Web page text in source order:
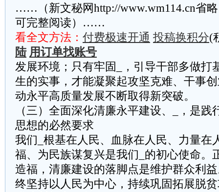
……（新文秘网http://www.wm114.cn省
可完整阅读）……
看全文方法： 付费极速开通 投稿换积分(
陆 用订单找账号
发展环境；只有牢固_，引导干部多做打
生的实事，才能凝聚起攻坚克难、干事
动永平高质量发展不断取得新突破。
（三）全面深化清廉永平建设、_，是践
思想的必然要求
我们_根基在人民、血脉在人民、力量在
福、为民族谋复兴是我们_的初心使命。
造福，清廉建设的落脚点是维护群众利
终坚持以人民为中心，持续巩固拓展脱